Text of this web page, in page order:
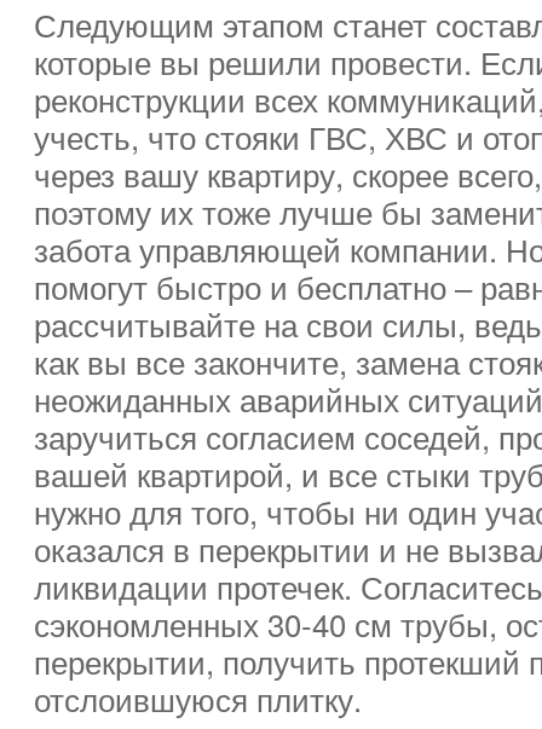
Следующим этапом станет
которые вы решили провести.
реконструкции всех
учесть, что стояки ГВС, ХВС и
через вашу квартиру, скорее
поэтому их тоже лучше бы
забота управляющей компании.
помогут быстро и бесплатно –
рассчитывайте на свои силы,
как вы все закончите, замена
неожиданных аварийных
заручиться согласием соседей,
вашей квартирой, и все стыки
нужно для того, чтобы ни один
оказался в перекрытии и не
ликвидации протечек.
сэкономленных 30-40 см трубы,
перекрытии, получить протекший
отслоившуюся плитку.